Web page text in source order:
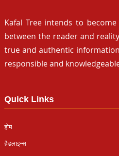
Kafal Tree intends to
between the reader and
true and authentic
responsible and
Quick Links
होम
हैडलाइन्स